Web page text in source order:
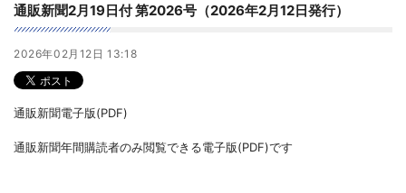
通販新聞2月19日付 第2026号（2026年2月12日発行）
2026年02月12日 13:18
通販新聞電子版(PDF)
通販新聞年間購読者のみ閲覧できる電子版(PDF)です